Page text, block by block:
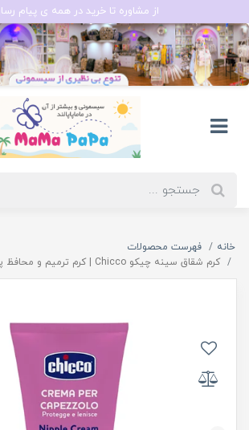
از مشاوره تا خرید در همه ی پیام
خانه
فهرست محصولات
کرم شقاق سینه چیکو Chicco | کرم ترمیم و محافظ پوست